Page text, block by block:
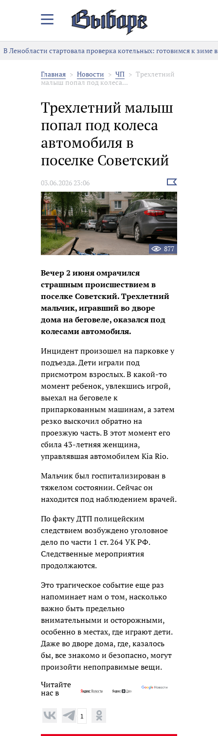
Закрыть/
меню
В Ленобласти стартовала проверка котельных: готовимся к зиме
Главная Новости ЧП
Трехлетний
малыш попал под колеса...
Трехлетний малыш
попал под колеса
автомобиля в
поселке Советский
03.06.2026 23:06
Выбрать
новость
877
Вечер 2 июня омрачился
страшным происшествием в
поселке Советский. Трехлетний
мальчик, игравший во дворе
дома на беговеле, оказался под
колесами автомобиля.
Инцидент произошел на парковке у
подъезда. Дети играли под
присмотром взрослых. В какой-то
момент ребенок, увлекшись игрой,
выехал на беговеле к
припаркованным машинам, а затем
резко выскочил обратно на
проезжую часть. В этот момент его
сбила 43-летняя женщина,
управлявшая автомобилем Kia Rio.
Мальчик был госпитализирован в
тяжелом состоянии. Сейчас он
находится под наблюдением врачей.
По факту ДТП полицейским
следствием возбуждено уголовное
дело по части 1 ст. 264 УК РФ.
Следственные мероприятия
продолжаются.
Это трагическое событие еще раз
напоминает нам о том, насколько
важно быть предельно
внимательными и осторожными,
особенно в местах, где играют дети.
Даже во дворе дома, где, казалось
бы, все знакомо и безопасно, могут
произойти непоправимые вещи.
Читайте
нас в
1